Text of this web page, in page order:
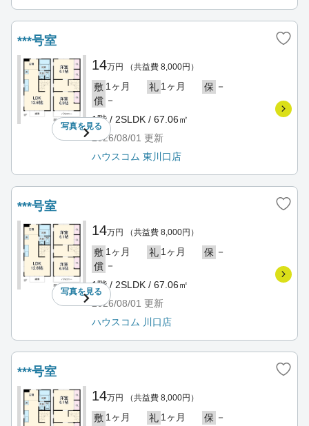
***号室
写真を見る
14万円 （共益費 8,000円）
敷 1ヶ月 礼 1ヶ月 保 －
償 －
1階 / 2SLDK / 67.06㎡
2026/08/01 更新
ハウスコム 東川口店
***号室
写真を見る
14万円 （共益費 8,000円）
敷 1ヶ月 礼 1ヶ月 保 －
償 －
1階 / 2SLDK / 67.06㎡
2026/08/01 更新
ハウスコム 川口店
***号室
14万円 （共益費 8,000円）
敷 1ヶ月 礼 1ヶ月 保 －